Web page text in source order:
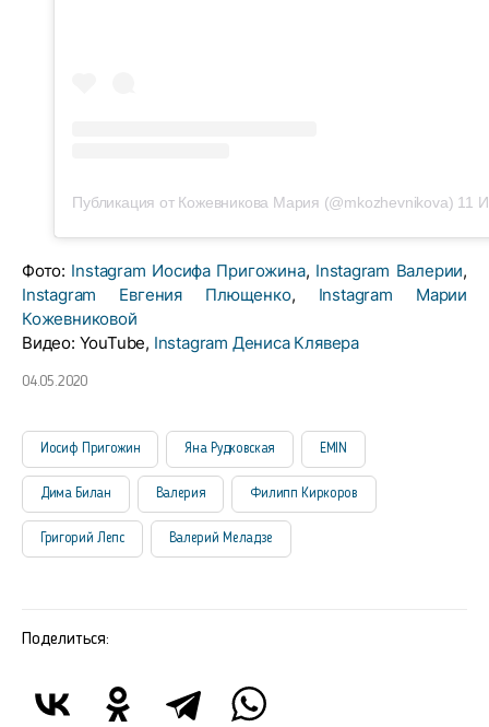
Публикация от Кожевникова Мария (@mkozhevnikova) 11
Фото: Instagram Иосифа Пригожина, Instagram Валерии,
Instagram Евгения Плющенко, Instagram Марии
Кожевниковой
Видео: YouTube, Instagram Дениса Клявера
04.05.2020
Иосиф Пригожин Яна Рудковская EMIN
Дима Билан Валерия Филипп Киркоров
Григорий Лепс Валерий Меладзе
Поделиться: